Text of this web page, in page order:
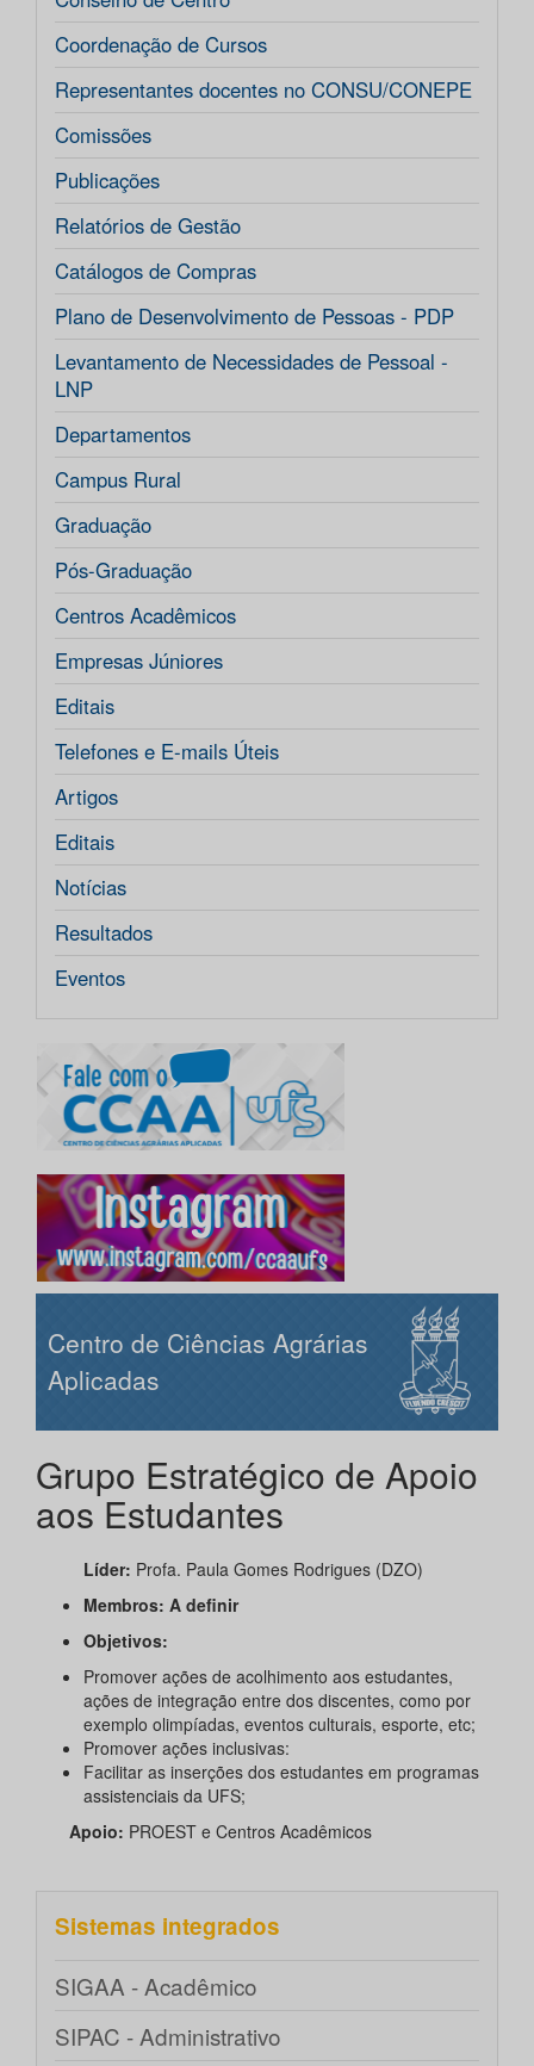
Coordenação de Cursos
Representantes docentes no CONSU/CONEPE
Comissões
Publicações
Relatórios de Gestão
Catálogos de Compras
Plano de Desenvolvimento de Pessoas - PDP
Levantamento de Necessidades de Pessoal -
LNP
Departamentos
Campus Rural
Graduação
Pós-Graduação
Centros Acadêmicos
Empresas Júniores
Editais
Telefones e E-mails Úteis
Artigos
Editais
Notícias
Resultados
Eventos
Centro de Ciências Agrárias
Aplicadas
Grupo Estratégico de Apoio
aos Estudantes
Líder: Profa. Paula Gomes Rodrigues (DZO)
Membros: A definir
Objetivos:
Promover ações de acolhimento aos estudantes,
ações de integração entre dos discentes, como por
exemplo olimpíadas, eventos culturais, esporte, etc;
Promover ações inclusivas:
Facilitar as inserções dos estudantes em programas
assistenciais da UFS;
Apoio: PROEST e Centros Acadêmicos
Sistemas integrados
SIGAA - Acadêmico
SIPAC - Administrativo